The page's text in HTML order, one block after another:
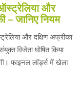
और
– जानिए नियम
और दक्षिण अफ्रीका
विजेता घोषित किया
फाइनल लॉर्ड्स में खेला